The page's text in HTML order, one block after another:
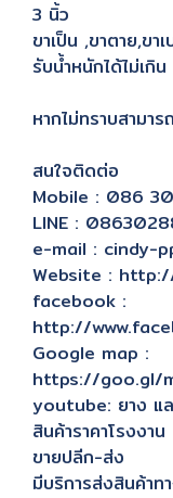
3 นิ้ว
ขาเป็น ,ขาตาย,ขาเ
รับน้ำหนักได้ไม่เ
หากไม่ทราบสามา
สนใจติดต่อ
Mobile : 086
LINE :
e-mail : cindy-
Website :
facebook :
http://
Google map :
https://goo.gl/
youtube: ยาง แล
สินค้าราคาโรงงาน
ขายปลีก-ส่ง
มีบริการส่งสินค้าท